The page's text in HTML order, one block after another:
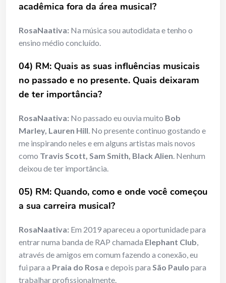
acadêmica fora da área musical?
RosaNaativa: Na música sou autodidata e tenho o
ensino médio concluído.
04) RM: Quais as suas influências musicais
no passado e no presente. Quais deixaram
de ter importância?
RosaNaativa: No passado eu ouvia muito Bob
Marley, Lauren Hill. No presente continuo gostando e
me inspirando neles e em alguns artistas mais novos
como Travis Scott, Sam Smith, Black Alien. Nenhum
deixou de ter importância.
05) RM: Quando, como e onde você começou
a sua carreira musical?
RosaNaativa: Em 2019 apareceu a oportunidade para
entrar numa banda de RAP chamada Elephant Club,
através de amigos em comum fazendo a conexão, eu
fui para a Praia do Rosa e depois para São Paulo para
trabalhar profissionalmente.